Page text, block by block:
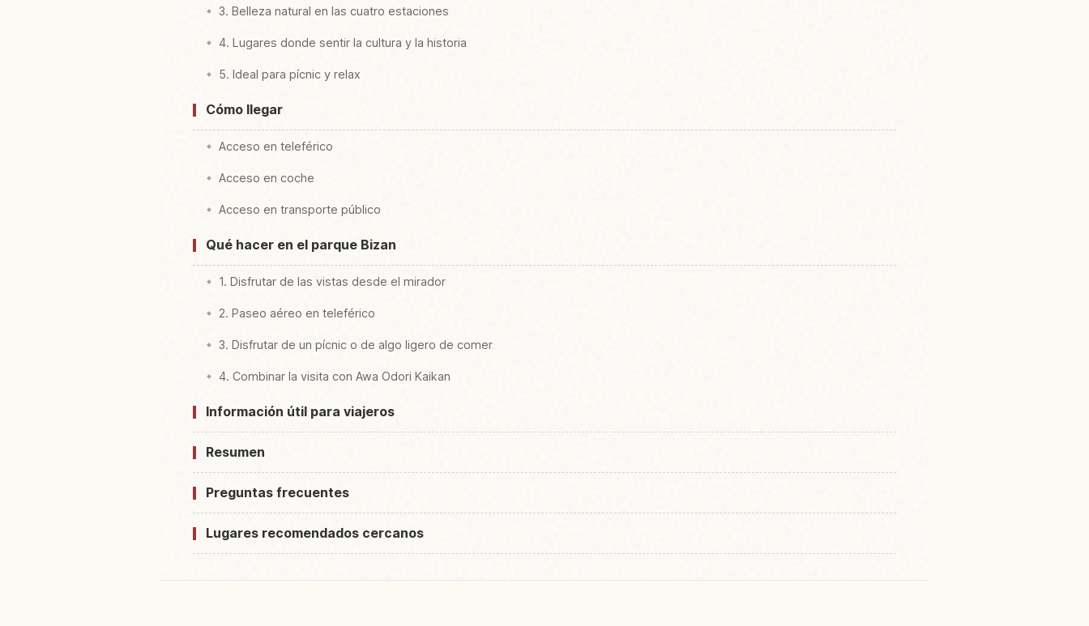
3. Belleza natural en las cuatro estaciones
4. Lugares donde sentir la cultura y la historia
5. Ideal para pícnic y relax
Cómo llegar
Acceso en teleférico
Acceso en coche
Acceso en transporte público
Qué hacer en el parque Bizan
1. Disfrutar de las vistas desde el mirador
2. Paseo aéreo en teleférico
3. Disfrutar de un pícnic o de algo ligero de comer
4. Combinar la visita con Awa Odori Kaikan
Información útil para viajeros
Resumen
Preguntas frecuentes
Lugares recomendados cercanos